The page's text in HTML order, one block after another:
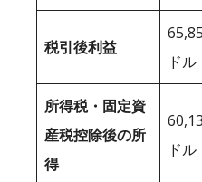
税引後利益
ドル
所得税・固定資
産税控除後の所
得
ドル